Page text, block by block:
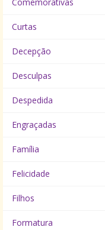
Curtas
Decepção
Desculpas
Despedida
Engraçadas
Família
Felicidade
Filhos
Formatura